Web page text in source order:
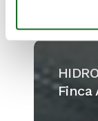
HIDROMATIC
PONENT
paraFinca